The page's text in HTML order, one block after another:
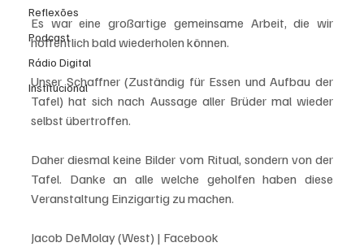
Reflexões
Podcast
Rádio Digital
Institucional
Es war eine großartige gemeinsame Arbeit, die wir
hoffentlich bald wiederholen können.
Unser Schaffner (Zuständig für Essen und Aufbau der
Tafel) hat sich nach Aussage aller Brüder mal wieder
selbst übertroffen.
Daher diesmal keine Bilder vom Ritual, sondern von der
Tafel. Danke an alle welche geholfen haben diese
Veranstaltung Einzigartig zu machen.
Jacob DeMolay (West) | Facebook